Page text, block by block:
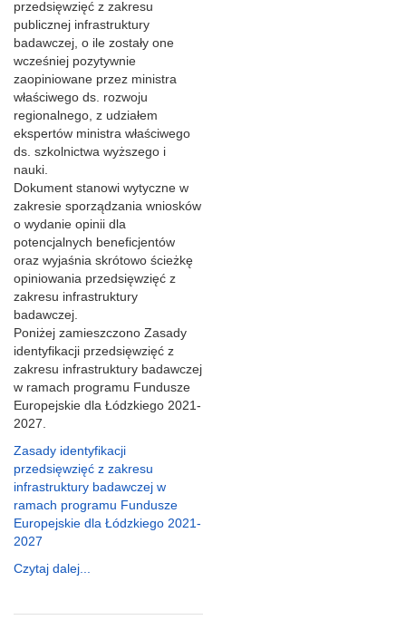
przedsięwzięć z zakresu
publicznej infrastruktury
badawczej, o ile zostały one
wcześniej pozytywnie
zaopiniowane przez ministra
właściwego ds. rozwoju
regionalnego, z udziałem
ekspertów ministra właściwego
ds. szkolnictwa wyższego i
nauki.
Dokument stanowi wytyczne w
zakresie sporządzania wniosków
o wydanie opinii dla
potencjalnych beneficjentów
oraz wyjaśnia skrótowo ścieżkę
opiniowania przedsięwzięć z
zakresu infrastruktury
badawczej.
Poniżej zamieszczono Zasady
identyfikacji przedsięwzięć z
zakresu infrastruktury badawczej
w ramach programu Fundusze
Europejskie dla Łódzkiego 2021-
2027.
Zasady identyfikacji
przedsięwzięć z zakresu
infrastruktury badawczej w
ramach programu Fundusze
Europejskie dla Łódzkiego 2021-
2027
Czytaj dalej...